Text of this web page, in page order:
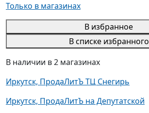
Только в магазинах
В избранное
В списке избранного
В наличии в 2 магазинах
Иркутск, ПродаЛитЪ ТЦ Снегирь
Иркутск, ПродаЛитЪ на Депутатской